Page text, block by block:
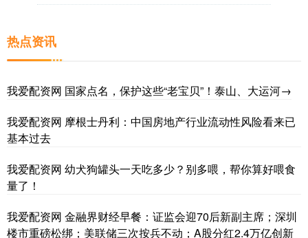
热点资讯
我爱配资网 国家点名，保护这些“老宝贝”！泰山、大运河→
我爱配资网 摩根士丹利：中国房地产行业流动性风险看来已
基本过去
我爱配资网 幼犬狗罐头一天吃多少？别多喂，帮你算好喂食
量了！
我爱配资网 金融界财经早餐：证监会迎70后新副主席；深圳
楼市重磅松绑；美联储三次按兵不动；A股分红2.4万亿创新